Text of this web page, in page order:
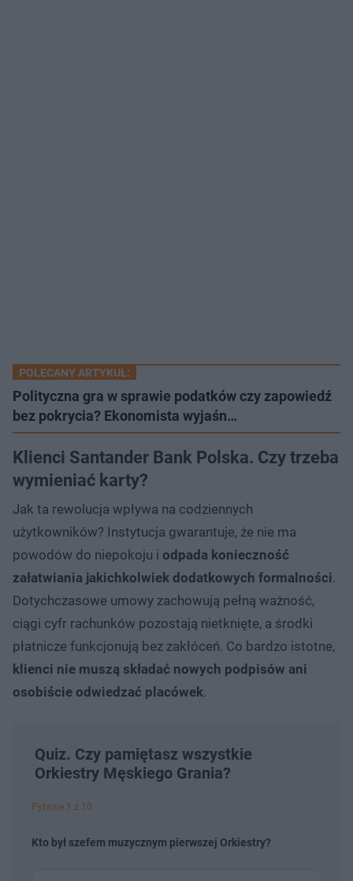
POLECANY ARTYKUŁ:
Polityczna gra w sprawie podatków czy zapowiedź
bez pokrycia? Ekonomista wyjaśn…
Klienci Santander Bank Polska. Czy trzeba
wymieniać karty?
Jak ta rewolucja wpływa na codziennych
użytkowników? Instytucja gwarantuje, że nie ma
powodów do niepokoju i odpada konieczność
załatwiania jakichkolwiek dodatkowych formalności.
Dotychczasowe umowy zachowują pełną ważność,
ciągi cyfr rachunków pozostają nietknięte, a środki
płatnicze funkcjonują bez zakłóceń. Co bardzo istotne,
klienci nie muszą składać nowych podpisów ani
osobiście odwiedzać placówek.
Quiz. Czy pamiętasz wszystkie
Orkiestry Męskiego Grania?
Pytanie 1 z 10
Kto był szefem muzycznym pierwszej Orkiestry?